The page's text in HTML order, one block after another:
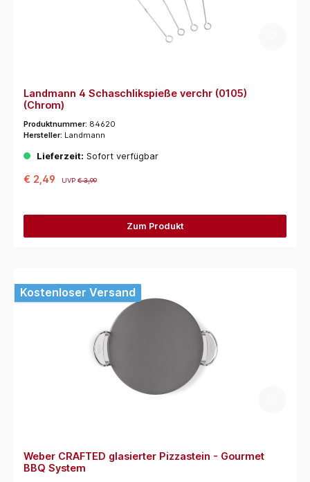
Landmann 4 Schaschlikspieße verchr (0105)
(Chrom)
Produktnummer: 84620
Hersteller: Landmann
Lieferzeit: Sofort verfügbar
€ 2,49 UVP€ 3,99
Zum Produkt
Kostenloser Versand
Weber CRAFTED glasierter Pizzastein - Gourmet
BBQ System